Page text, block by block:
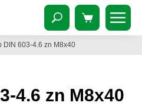
DIN 603-4.6 zn M8x40
4.6 zn M8x40